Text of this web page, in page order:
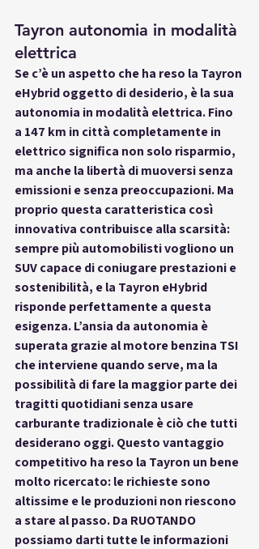
Tayron autonomia in modalità
elettrica
Se c’è un aspetto che ha reso la Tayron
eHybrid oggetto di desiderio, è la sua
autonomia in modalità elettrica. Fino
a 147 km in città completamente in
elettrico significa non solo risparmio,
ma anche la libertà di muoversi senza
emissioni e senza preoccupazioni. Ma
proprio questa caratteristica così
innovativa contribuisce alla scarsità:
sempre più automobilisti vogliono un
SUV capace di coniugare prestazioni e
sostenibilità, e la Tayron eHybrid
risponde perfettamente a questa
esigenza. L’ansia da autonomia è
superata grazie al motore benzina TSI
che interviene quando serve, ma la
possibilità di fare la maggior parte dei
tragitti quotidiani senza usare
carburante tradizionale è ciò che tutti
desiderano oggi. Questo vantaggio
competitivo ha reso la Tayron un bene
molto ricercato: le richieste sono
altissime e le produzioni non riescono
a stare al passo. Da RUOTANDO
possiamo darti tutte le informazioni